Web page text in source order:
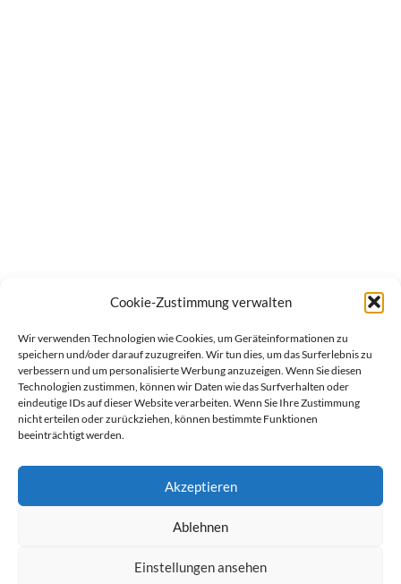
Cookie-Zustimmung verwalten
Wir verwenden Technologien wie Cookies, um Geräteinformationen zu
speichern und/oder darauf zuzugreifen. Wir tun dies, um das Surferlebnis zu
verbessern und um personalisierte Werbung anzuzeigen. Wenn Sie diesen
Technologien zustimmen, können wir Daten wie das Surfverhalten oder
eindeutige IDs auf dieser Website verarbeiten. Wenn Sie Ihre Zustimmung
nicht erteilen oder zurückziehen, können bestimmte Funktionen
beeinträchtigt werden.
Akzeptieren
Ablehnen
Einstellungen ansehen